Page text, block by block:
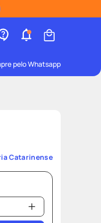
pelo Whatsapp
Catarinense